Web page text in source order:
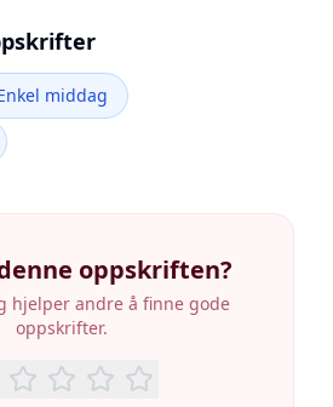
middag
oppskriften?
hjelper andre å finne gode
oppskrifter.